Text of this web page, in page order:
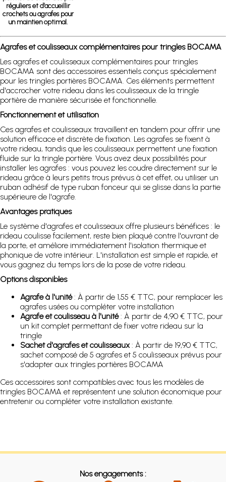
réguliers et d’accueillir
crochets ou agrafes pour
un maintien optimal.
Agrafes et coulisseaux complémentaires pour tringles BOCAMA
Les agrafes et coulisseaux complémentaires pour tringles
BOCAMA sont des accessoires essentiels conçus spécialement
pour les tringles portières BOCAMA. Ces éléments permettent
d'accrocher votre rideau dans les coulisseaux de la tringle
portière de manière sécurisée et fonctionnelle.
Fonctionnement et utilisation
Ces agrafes et coulisseaux travaillent en tandem pour offrir une
solution efficace et discrète de fixation. Les agrafes se fixent à
votre rideau, tandis que les coulisseaux permettent une fixation
fluide sur la tringle portière. Vous avez deux possibilités pour
installer les agrafes : vous pouvez les coudre directement sur le
rideau grâce à leurs petits trous prévus à cet effet, ou utiliser un
ruban adhésif de type ruban fonceur qui se glisse dans la partie
supérieure de l'agrafe.
Avantages pratiques
Le système d'agrafes et coulisseaux offre plusieurs bénéfices : le
rideau coulisse facilement, reste bien plaqué contre l'ouvrant de
la porte, et améliore immédiatement l'isolation thermique et
phonique de votre intérieur. L'installation est simple et rapide, et
vous gagnez du temps lors de la pose de votre rideau.
Options disponibles
Agrafe à l'unité: À partir de 1,55 € TTC, pour remplacer les
agrafes usées ou compléter votre installation
Agrafe et coulisseau à l'unité: À partir de 4,90 € TTC, pour
un kit complet permettant de fixer votre rideau sur la
tringle
Sachet d'agrafes et coulisseaux: À partir de 19,90 € TTC,
sachet composé de 5 agrafes et 5 coulisseaux prévus pour
s'adapter aux tringles portières BOCAMA
Ces accessoires sont compatibles avec tous les modèles de
tringles BOCAMA et représentent une solution économique pour
entretenir ou compléter votre installation existante.
Nos engagements :